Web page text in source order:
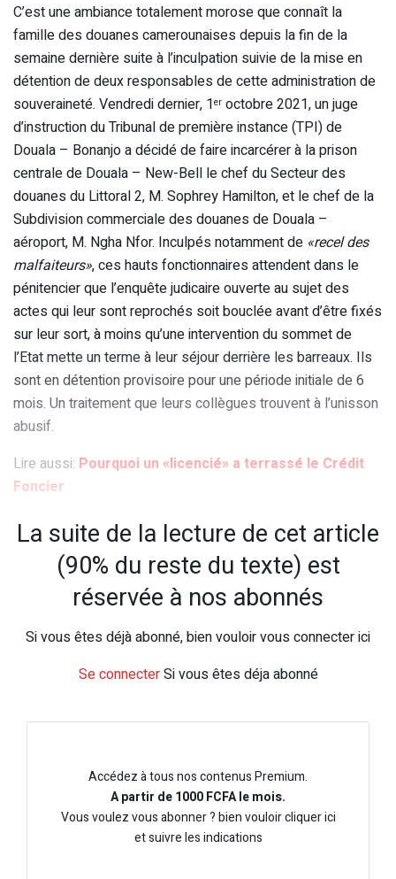
C’est une ambiance totalement morose que connaît la
famille des douanes camerounaises depuis la fin de la
semaine dernière suite à l’inculpation suivie de la mise en
détention de deux responsables de cette administration de
souveraineté. Vendredi dernier, 1er octobre 2021, un juge
d’instruction du Tribunal de première instance (TPI) de
Douala – Bonanjo a décidé de faire incarcérer à la prison
centrale de Douala – New-Bell le chef du Secteur des
douanes du Littoral 2, M. Sophrey Hamilton, et le chef de la
Subdivision commerciale des douanes de Douala –
aéroport, M. Ngha Nfor. Inculpés notamment de «recel des
malfaiteurs», ces hauts fonctionnaires attendent dans le
pénitencier que l’enquête judicaire ouverte au sujet des
actes qui leur sont reprochés soit bouclée avant d’être fixés
sur leur sort, à moins qu’une intervention du sommet de
l’Etat mette un terme à leur séjour derrière les barreaux. Ils
sont en détention provisoire pour une période initiale de 6
mois. Un traitement que leurs collègues trouvent à l’unisson
abusif.
Lire aussi: Pourquoi un «licencié» a terrassé le Crédit
Foncier
La suite de la lecture de cet article
(90% du reste du texte) est
réservée à nos abonnés
Si vous êtes déjà abonné, bien vouloir vous connecter ici
Se connecterSi vous êtes déja abonné
Accédez à tous nos contenus Premium.
A partir de 1000 FCFA le mois.
Vous voulez vous abonner ? bien vouloir cliquer ici
et suivre les indications